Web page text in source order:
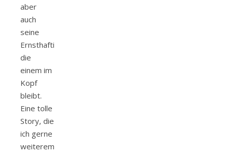
aber
auch
seine
Ernsthaftigkeit,
die
einem im
Kopf
bleibt.
Eine tolle
Story, die
ich gerne
weiterempfehle.